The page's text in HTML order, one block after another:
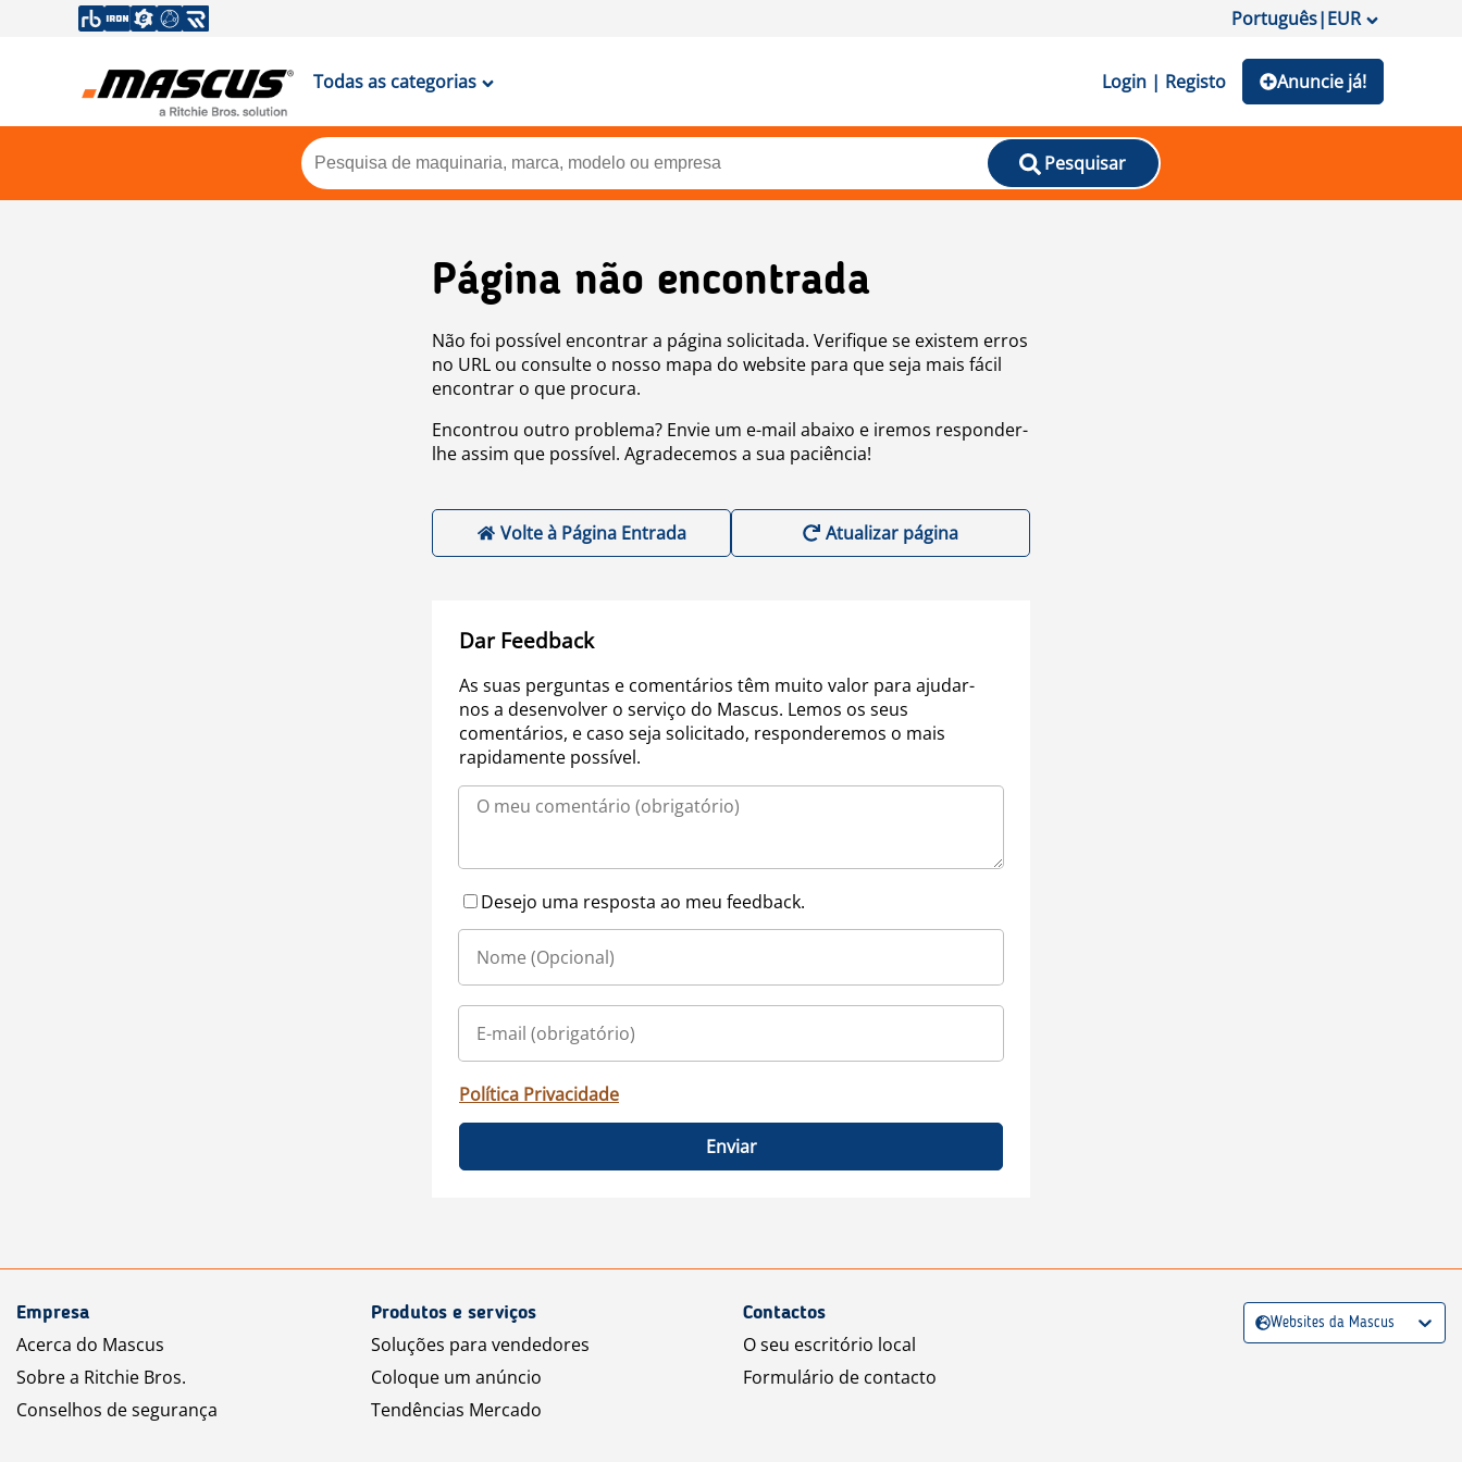
Português|EUR
Todas as categorias Login | Registo Anuncie já!
Pesquisar
Página não encontrada
Não foi possível encontrar a página solicitada. Verifique se existem erros
no URL ou consulte o nosso mapa do website para que seja mais fácil
encontrar o que procura.
Encontrou outro problema? Envie um e-mail abaixo e iremos responder-
lhe assim que possível. Agradecemos a sua paciência!
Volte à Página Entrada Atualizar página
Dar Feedback
As suas perguntas e comentários têm muito valor para ajudar-
nos a desenvolver o serviço do Mascus. Lemos os seus
comentários, e caso seja solicitado, responderemos o mais
rapidamente possível.
Desejo uma resposta ao meu feedback.
Política Privacidade
Enviar
Empresa
Acerca do Mascus
Sobre a Ritchie Bros.
Conselhos de segurança
Produtos e serviços
Soluções para vendedores
Coloque um anúncio
Tendências Mercado
Contactos
O seu escritório local
Formulário de contacto
Websites da Mascus